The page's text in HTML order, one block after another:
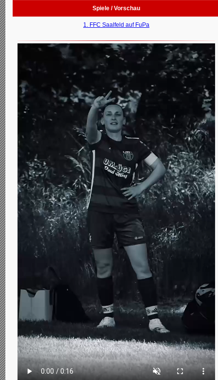
Spiele / Vorschau
1. FFC Saalfeld auf FuPa